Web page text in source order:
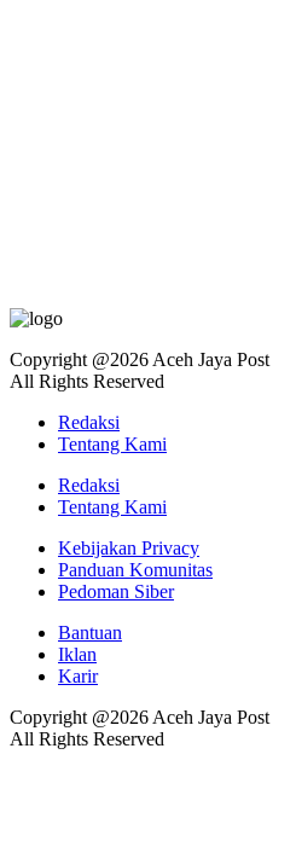
Copyright @2026 Aceh Jaya Post
All Rights Reserved
Redaksi
Tentang Kami
Redaksi
Tentang Kami
Kebijakan Privacy
Panduan Komunitas
Pedoman Siber
Bantuan
Iklan
Karir
Copyright @2026 Aceh Jaya Post
All Rights Reserved